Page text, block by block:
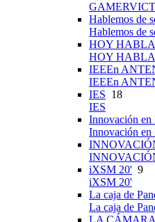
Hablemos de
Hablemos de
HOY
HOY
IEEEn
IEEEn
IES 18
IES
Innovación en
Innovación en
iXSM 20' 9
iXSM 20'
La caja de
La caja de